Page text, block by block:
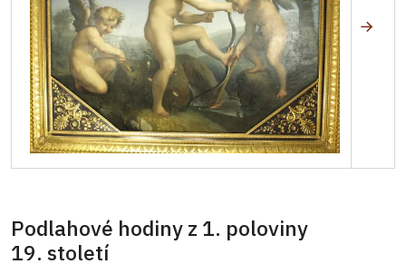
Podlahové hodiny z 1. poloviny
19. století